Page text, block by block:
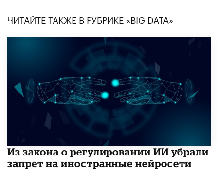
ЧИТАЙТЕ ТАКЖЕ В РУБРИКЕ «BIG DATA»
Из закона о регулировании ИИ убрали
запрет на иностранные нейросети